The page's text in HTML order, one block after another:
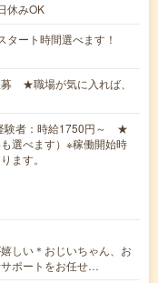
休みOK
ート時間選べます！
★職場が気に入れば、
験者：時給1750円～ ★
選べます）※稼働開始時
ます。
しい＊おじいちゃん、お
ポートをお任せ…